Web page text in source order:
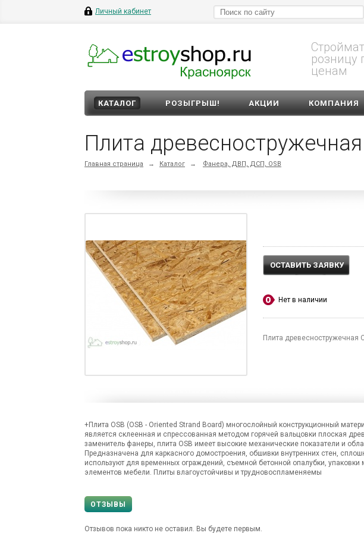
Личный кабинет
розницу
ценам
КАТАЛОГ РОЗЫГРЫШ! АКЦИИ КОМПАНИЯ
Плита
Главная страница → Каталог → Фанера, ДВП, ДСП, OSB
ОСТАВИТЬ ЗАЯВКУ
Нет в наличии
Плита древесностружечная
+Плита OSB (OSB - Oriented Strand Board) многослойный конструкционный
является склеенная и спрессованная методом горячей вальцовки плоская
заменитель фанеры, плита OSB имеет высокие механические показатели и
Предназначена для каркасного домостроения, обшивки внутренних стен,
используют для временных ограждений, съемной бетонной опалубки, упаковки
элементов мебели. Плиты влагоустойчивы и трудновоспламеняемы
ОТЗЫВЫ
Отзывов пока никто не оставил. Вы будете первым.